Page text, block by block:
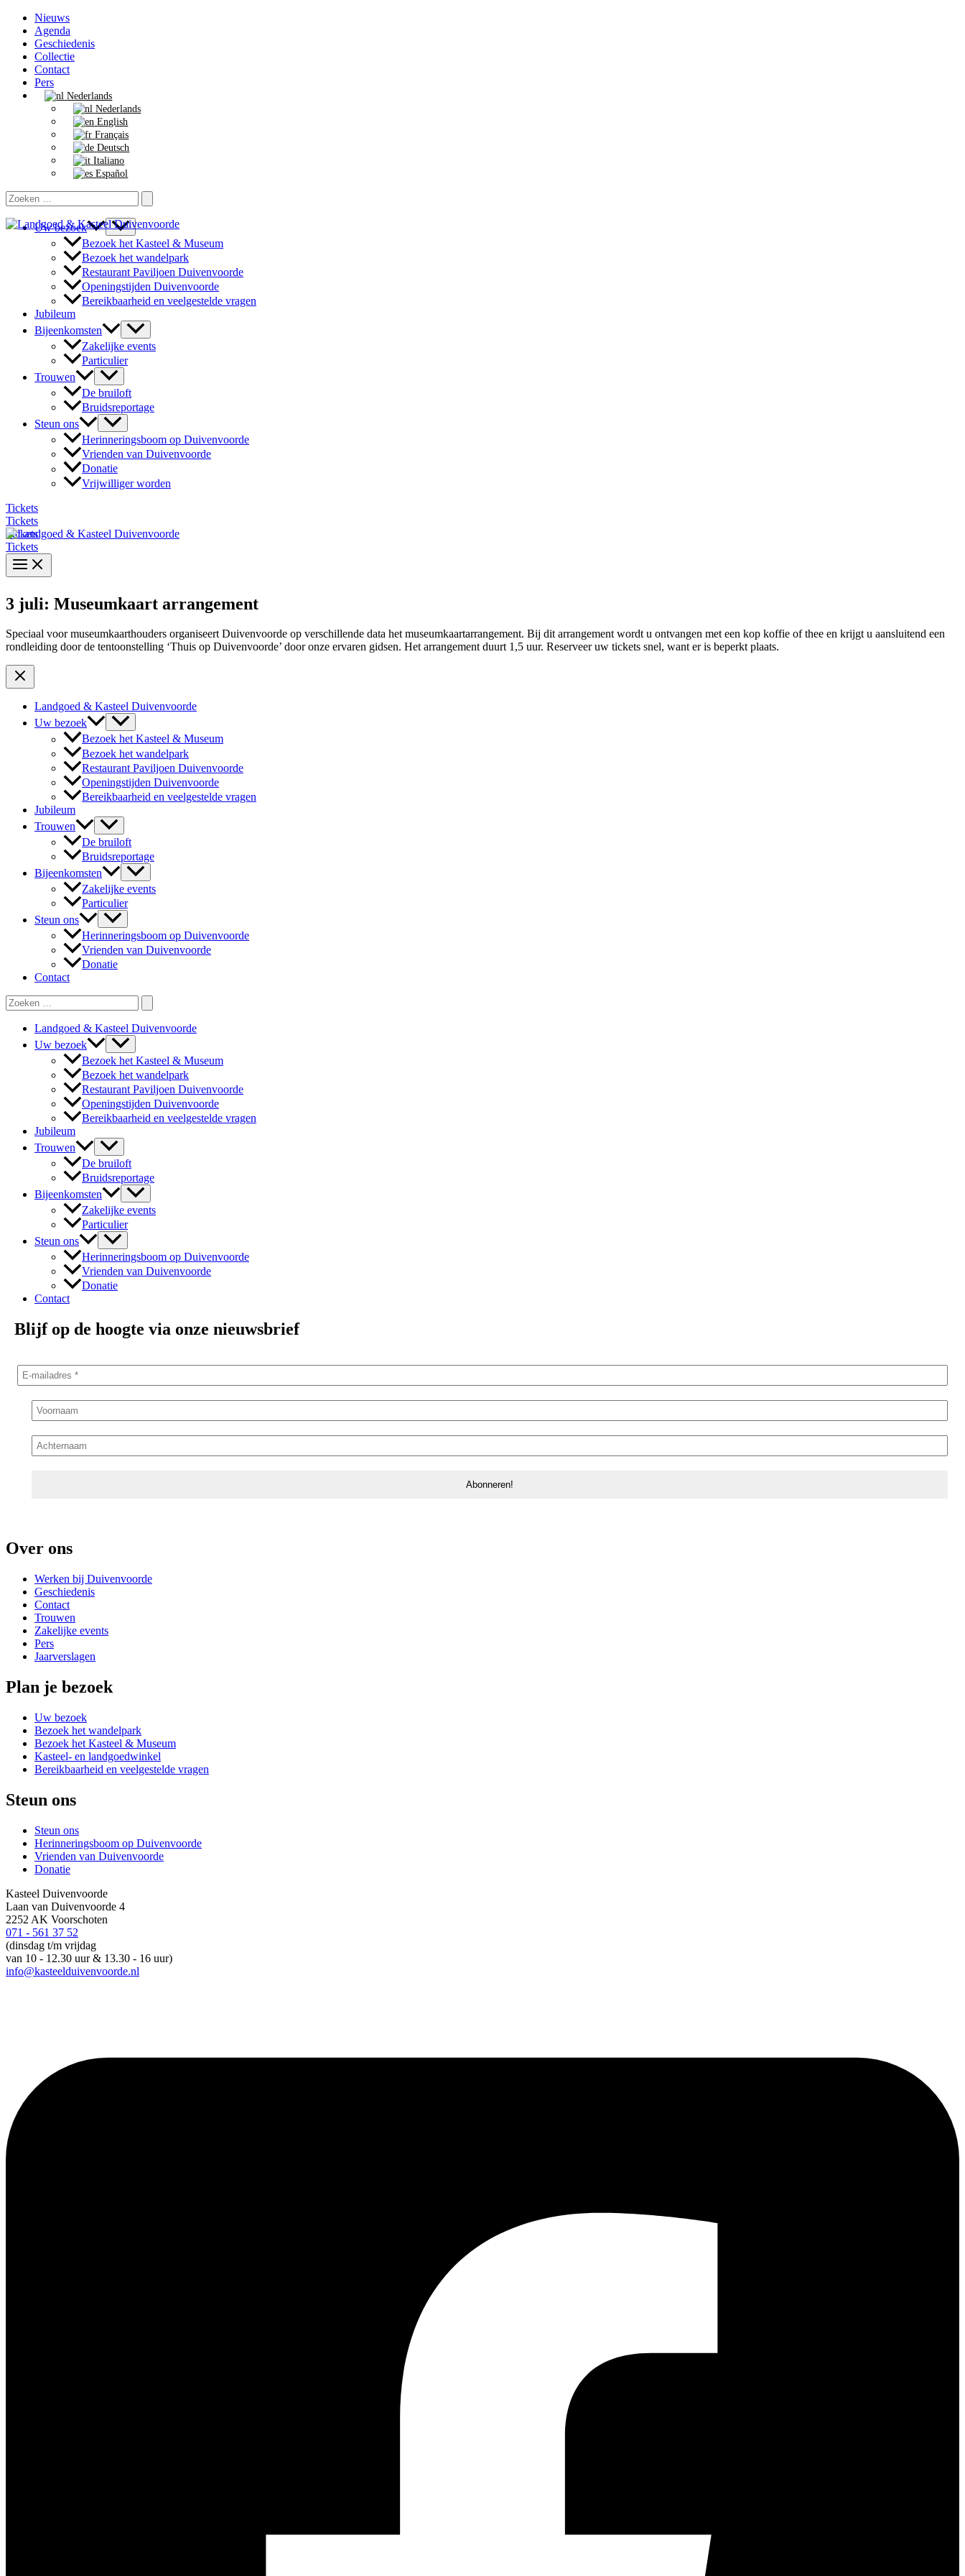
naar
inhoud
Nieuws
Agenda
Geschiedenis
Collectie
Contact
Pers
Nederlands
Nederlands
English
Français
Deutsch
Italiano
Español
Zoeken
naar:
Uw bezoek
Bezoek het Kasteel & Museum
Bezoek het wandelpark
Restaurant Paviljoen Duivenvoorde
Openingstijden Duivenvoorde
Bereikbaarheid en veelgestelde vragen
Jubileum
Bijeenkomsten
Zakelijke events
Particulier
Trouwen
De bruiloft
Bruidsreportage
Steun ons
Herinneringsboom op Duivenvoorde
Vrienden van Duivenvoorde
Donatie
Vrijwilliger worden
Tickets
Tickets
Tickets
Tickets
3 juli: Museumkaart arrangement
Speciaal voor museumkaarthouders organiseert Duivenvoorde op verschillende data het museumkaartarrangement. Bij dit arrangement wordt u ontvangen met een kop koffie of thee en krijgt u aansluitend een
rondleiding door de tentoonstelling ‘Thuis op Duivenvoorde’ door onze ervaren gidsen. Het arrangement duurt 1,5 uur. Reserveer uw tickets snel, want er is beperkt plaats.
Landgoed & Kasteel Duivenvoorde
Uw bezoek
Bezoek het Kasteel & Museum
Bezoek het wandelpark
Restaurant Paviljoen Duivenvoorde
Openingstijden Duivenvoorde
Bereikbaarheid en veelgestelde vragen
Jubileum
Trouwen
De bruiloft
Bruidsreportage
Bijeenkomsten
Zakelijke events
Particulier
Steun ons
Herinneringsboom op Duivenvoorde
Vrienden van Duivenvoorde
Donatie
Contact
Zoeken
naar:
Landgoed & Kasteel Duivenvoorde
Uw bezoek
Bezoek het Kasteel & Museum
Bezoek het wandelpark
Restaurant Paviljoen Duivenvoorde
Openingstijden Duivenvoorde
Bereikbaarheid en veelgestelde vragen
Jubileum
Trouwen
De bruiloft
Bruidsreportage
Bijeenkomsten
Zakelijke events
Particulier
Steun ons
Herinneringsboom op Duivenvoorde
Vrienden van Duivenvoorde
Donatie
Contact
Blijf op de hoogte via onze nieuwsbrief
Over ons
Werken bij Duivenvoorde
Geschiedenis
Contact
Trouwen
Zakelijke events
Pers
Jaarverslagen
Plan je bezoek
Uw bezoek
Bezoek het wandelpark
Bezoek het Kasteel & Museum
Kasteel- en landgoedwinkel
Bereikbaarheid en veelgestelde vragen
Steun ons
Steun ons
Herinneringsboom op Duivenvoorde
Vrienden van Duivenvoorde
Donatie
Kasteel Duivenvoorde
Laan van Duivenvoorde 4
2252 AK Voorschoten
071 - 561 37 52
(dinsdag t/m vrijdag
van 10 - 12.30 uur & 13.30 - 16 uur)
info@kasteelduivenvoorde.nl